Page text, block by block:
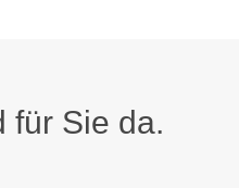
für Sie da.